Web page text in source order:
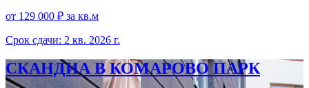
от 129 000 ₽ за кв.м
Срок сдачи: 2 кв. 2026 г.
СКАНДИА В КОМАРОВО ПАРК